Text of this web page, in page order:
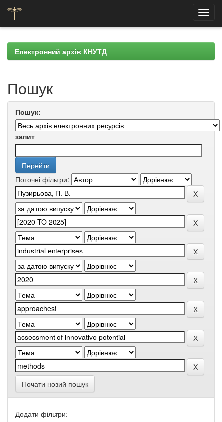
navigationЕлектронний архів КНУТД
Пошук
Пошук:
запит
Поточні фільтри:
Почати новий пошук
Додати фільтри: